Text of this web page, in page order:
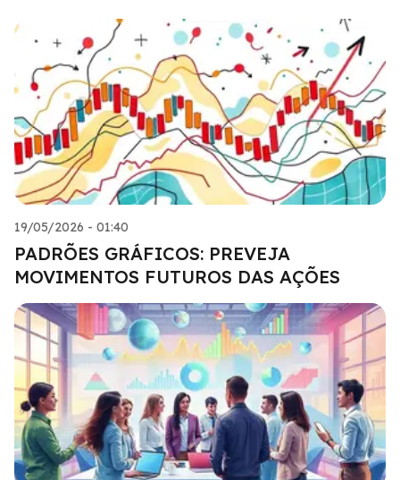
19/05/2026 - 01:40
PADRÕES GRÁFICOS: PREVEJA
MOVIMENTOS FUTUROS DAS AÇÕES